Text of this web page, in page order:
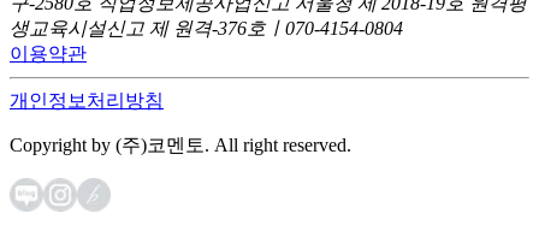
생교육시설신고 제 원격-376호ㅣ070-4154-0804
이용약관
개인정보처리방침
Copyright by (주)코멘토. All right reserved.